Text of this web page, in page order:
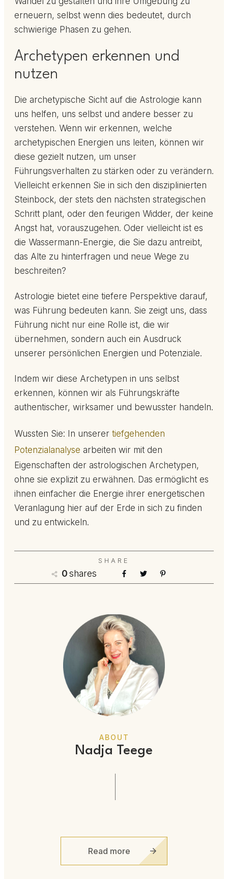
erneuern, selbst wenn dies bedeutet, durch
schwierige Phasen zu gehen.
Archetypen erkennen und
nutzen
Die archetypische Sicht auf die Astrologie kann
uns helfen, uns selbst und andere besser zu
verstehen. Wenn wir erkennen, welche
archetypischen Energien uns leiten, können wir
diese gezielt nutzen, um unser
Führungsverhalten zu stärken oder zu verändern.
Vielleicht erkennen Sie in sich den disziplinierten
Steinbock, der stets den nächsten strategischen
Schritt plant, oder den feurigen Widder, der keine
Angst hat, vorauszugehen. Oder vielleicht ist es
die Wassermann-Energie, die Sie dazu antreibt,
das Alte zu hinterfragen und neue Wege zu
beschreiten?
Astrologie bietet eine tiefere Perspektive darauf,
was Führung bedeuten kann. Sie zeigt uns, dass
Führung nicht nur eine Rolle ist, die wir
übernehmen, sondern auch ein Ausdruck
unserer persönlichen Energien und Potenziale.
Indem wir diese Archetypen in uns selbst
erkennen, können wir als Führungskräfte
authentischer, wirksamer und bewusster handeln.
Wussten Sie: In unserer tiefgehenden
Potenzialanalyse arbeiten wir mit den
Eigenschaften der astrologischen Archetypen,
ohne sie explizit zu erwähnen. Das ermöglicht es
ihnen einfacher die Energie ihrer energetischen
Veranlagung hier auf der Erde in sich zu finden
und zu entwickeln.
SHARE
0shares
ABOUT
Nadja Teege
Read more